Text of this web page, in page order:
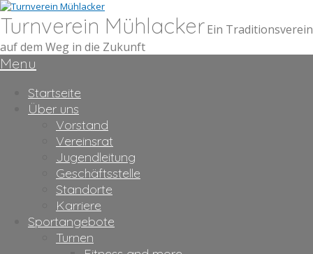
Turnverein MühlackerEin Traditionsverein
auf dem Weg in die Zukunft
Menu
Startseite
Über uns
Vorstand
Vereinsrat
Jugendleitung
Geschäftsstelle
Standorte
Karriere
Sportangebote
Turnen